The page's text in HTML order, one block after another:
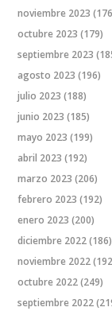
noviembre 2023
octubre 2023 (179)
septiembre 2023
agosto 2023 (196)
julio 2023 (188)
junio 2023 (185)
mayo 2023 (199)
abril 2023 (192)
marzo 2023 (206)
febrero 2023 (192)
enero 2023 (200)
diciembre 2022(186)
noviembre 2022
octubre 2022(249)
septiembre 2022